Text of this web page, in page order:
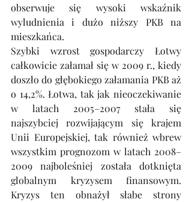
obserwuje się wysoki wskaźnik
wyludnienia i dużo niższy PKB na
mieszkańca.
Szybki wzrost gospodarczy Łotwy
całkowicie załamał się w 2009 r., kiedy
doszło do głębokiego załamania PKB aż
o 14,2%. Łotwa, tak jak nieoczekiwanie
w latach 2005–2007 stała się
najszybciej rozwijającym się krajem
Unii Europejskiej, tak również wbrew
wszystkim prognozom w latach 2008–
2009 najboleśniej została dotknięta
globalnym kryzysem finansowym.
Kryzys ten obnażył słabe strony